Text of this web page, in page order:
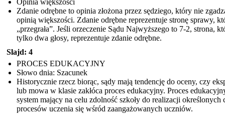
Zdanie odrębne to opinia złożona przez sędziego, który nie
opinią większości. Zdanie odrębne reprezentuje stronę sprawy,
„przegrała”. Jeśli orzeczenie Sądu Najwyższego to 7-2, strona,
tylko dwa głosy, reprezentuje zdanie odrębne.
Slajd: 4
PROCES EDUKACYJNY
Słowo dnia: Szacunek
Historycznie rzecz biorąc, sądy mają tendencję do oceny, czy
lub mowa w klasie zakłóca proces edukacyjny. Proces
system mający na celu zdolność szkoły do realizacji określonych
procesów uczenia się wśród zaangażowanych uczniów.